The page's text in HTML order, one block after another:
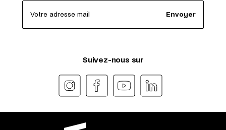
Votre adresse mail Envoyer
Suivez-nous sur